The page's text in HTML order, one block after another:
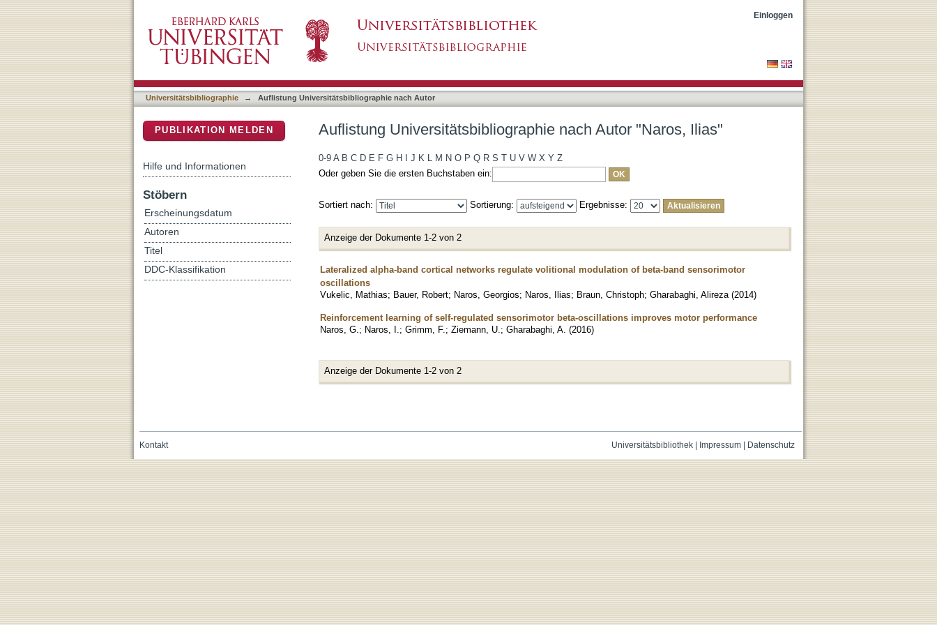
Einloggen
Universitätsbibliographie → Auflistung Universitätsbibliographie nach Autor
Auflistung Universitätsbibliographie nach Autor "Naros, Ilias"
0-9 A B C D E F G H J K L M N O P Q R S T U V W X Y Z
Oder geben Sie die ersten Buchstaben ein:
Sortiert nach: Sortierung: Ergebnisse:
Anzeige der Dokumente 1-2 von 2
Lateralized alpha-band cortical networks regulate volitional modulation of beta-band sensorimotor
oscillations
Vukelic, Mathias; Bauer, Robert; Naros, Georgios; Naros, Ilias; Braun, Christoph; Gharabaghi, Alireza (2014)
Reinforcement learning of self-regulated sensorimotor beta-oscillations improves motor performance
Naros, G. ; Naros, I. ; Grimm, F. ; Ziemann, U. ; Gharabaghi, A. (2016)
Anzeige der Dokumente 1-2 von 2
PUBLIKATION MELDEN
Hilfe und Informationen
Stöbern
Erscheinungsdatum
Autoren
Titel
DDC-Klassifikation
Universitätsbibliothek| Impressum| Datenschutz
Kontakt